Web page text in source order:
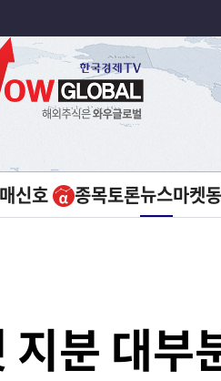
신호 종목토론뉴스마켓
분 대부